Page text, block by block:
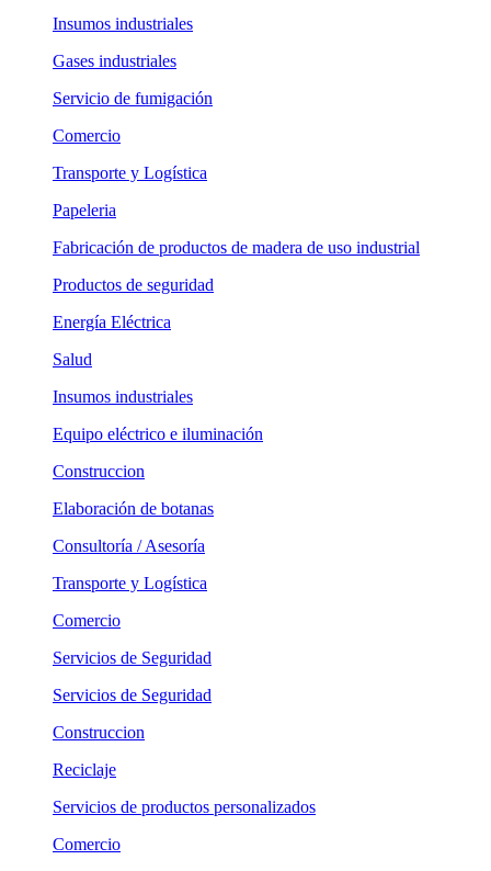
Insumos industriales
Gases industriales
Servicio de fumigación
Comercio
Transporte y Logística
Papeleria
Fabricación de productos de madera de uso industrial
Productos de seguridad
Energía Eléctrica
Salud
Insumos industriales
Equipo eléctrico e iluminación
Construccion
Elaboración de botanas
Consultoría / Asesoría
Transporte y Logística
Comercio
Servicios de Seguridad
Servicios de Seguridad
Construccion
Reciclaje
Servicios de productos personalizados
Comercio